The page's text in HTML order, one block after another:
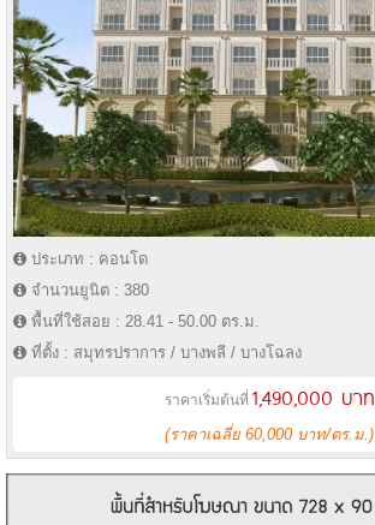
ประเภท : คอนโด
จำนวนยูนิต : 380
พื้นที่ใช้สอย : 28.41 - 50.00 ตร.ม.
ที่ตั้ง : สมุทรปราการ / บางพลี / บางโฉลง
ราคาเริ่มต้นที่ 1,490,000 บาท
(ราคาเฉลี่ย 60,000 บาท/ตร.ม.)